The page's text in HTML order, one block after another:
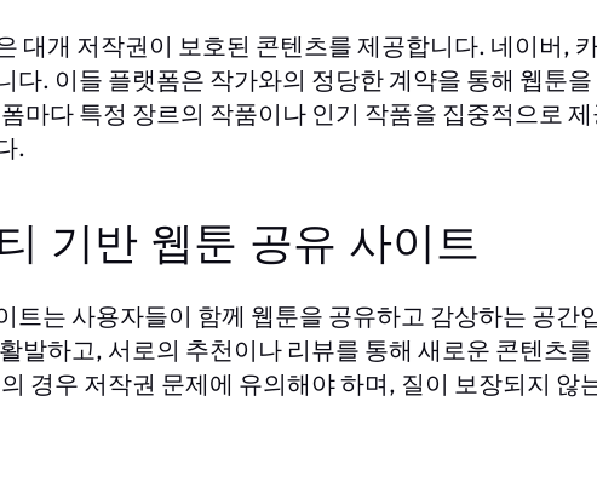
대개 저작권이 보호된 콘텐츠를 제공합니다. 네이버,
다. 이들 플랫폼은 작가와의 정당한 계약을 통해 웹툰
마다 특정 장르의 작품이나 인기 작품을 집중적으로
.
기반 웹툰 공유 사이트
트는 사용자들이 함께 웹툰을 공유하고 감상하는 공간
발하고, 서로의 추천이나 리뷰를 통해 새로운 콘텐츠
경우 저작권 문제에 유의해야 하며, 질이 보장되지 않